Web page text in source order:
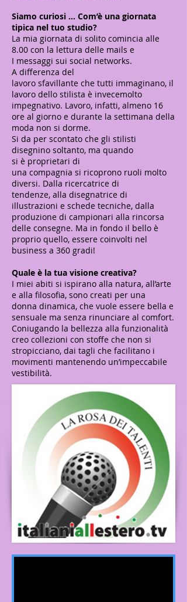
Siamo curiosi … Com’è una giornata
tipica nel tuo studio?
La mia giornata di solito comincia alle
8.00 con la lettura delle mails e
I messaggi sui social networks.
A differenza del
lavoro sfavillante che tutti immaginano, il
lavoro dello stilista è invecemolto
impegnativo. Lavoro, infatti, almeno 16
ore al giorno e durante la settimana della
moda non si dorme.
Si da per scontato che gli stilisti
disegnino soltanto, ma quando
si è proprietari di
una compagnia si ricoprono ruoli molto
diversi. Dalla ricercatrice di
tendenze, alla disegnatrice di
illustrazioni e schede tecniche, dalla
produzione di campionari alla rincorsa
delle consegne. Ma in fondo il bello è
proprio quello, essere coinvolti nel
business a 360 gradi!
Quale è la tua visione creativa?
I miei abiti si ispirano alla natura, all’arte
e alla filosofia, sono creati per una
donna dinamica, che vuole essere bella e
sensuale ma senza rinunciare al comfort.
Coniugando la bellezza alla funzionalità
creo collezioni con stoffe che non si
stropicciano, dai tagli che facilitano i
movimenti mantenendo un’impeccabile
vestibilità.